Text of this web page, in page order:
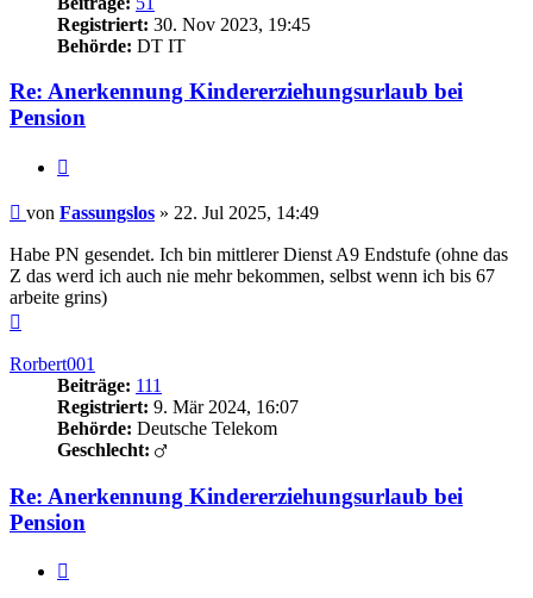
Registriert: 30. Nov 2023, 19:45
Behörde: DT IT
Re: Anerkennung Kindererziehungsurlaub bei
Pension
Beitrag
von Fassungslos » 22. Jul 2025, 14:49
Habe PN gesendet. Ich bin mittlerer Dienst A9 Endstufe (ohne das
Z das werd ich auch nie mehr bekommen, selbst wenn ich bis 67
arbeite grins)
Rorbert001
Beiträge: 111
Registriert: 9. Mär 2024, 16:07
Behörde: Deutsche Telekom
Geschlecht:
Re: Anerkennung Kindererziehungsurlaub bei
Pension